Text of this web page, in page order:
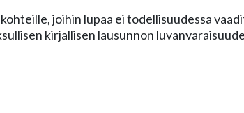
joihin lupaa ei todellisuudessa
kirjallisen lausunnon